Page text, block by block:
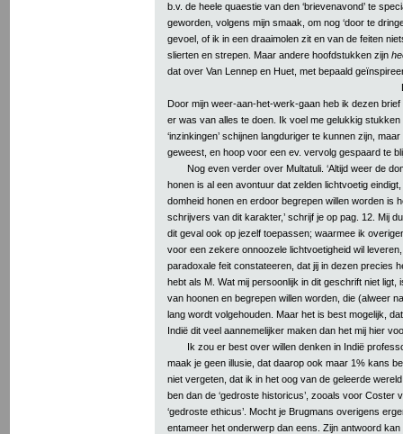
b.v. de heele quaestie van den ‘brievenavond’ te
geworden, volgens mijn smaak, om nog ‘door te
gevoel, of ik in een draaimolen zit en van de feiten
slierten en strepen. Maar andere hoofdstukken zijn
dat over Van Lennep en Huet, met bepaald
Door mijn weer-aan-het-werk-gaan heb ik dezen brief
er was van alles te doen. Ik voel me gelukkig
‘inzinkingen’ schijnen langduriger te kunnen zijn,
geweest, en hoop voor een ev. vervolg gespaard te
Nog even verder over Multatuli. ‘Altijd weer de
honen is al een avontuur dat zelden lichtvoetig
domheid honen en erdoor begrepen willen worden is
schrijvers van dit karakter,’ schrijf je op pag. 12. Mij
dit geval ook op jezelf toepassen; waarmee ik
voor een zekere onnoozele lichtvoetigheid wil
paradoxale feit constateeren, dat jij in dezen precies
hebt als M. Wat mij persoonlijk in dit geschrift niet ligt,
van hoonen en begrepen willen worden, die (alweer
lang wordt volgehouden. Maar het is best mogelijk,
Indië dit veel aannemelijker maken dan het mij hier
Ik zou er best over willen denken in Indië
maak je geen illusie, dat daarop ook maar 1% kans
niet vergeten, dat ik in het oog van de geleerde
ben dan de ‘gedroste historicus’, zooals voor Coster
‘gedroste ethicus’. Mocht je Brugmans overigens
entameer het onderwerp dan eens. Zijn antwoord kan